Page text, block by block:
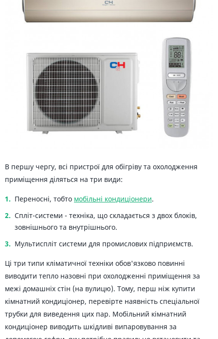
В першу чергу, всі пристрої для обігріву та охолодження
приміщення діляться на три види:
Переносні, тобто мобільні кондиціонери.
Спліт-системи - техніка, що складається з двох блоків,
зовнішнього та внутрішнього.
Мультиспліт системи для промислових підприємств.
Ці три типи кліматичної техніки обов'язково повинні
виводити тепло назовні при охолодженні приміщення за
межі домашніх стін (на вулицю). Тому, перш ніж купити
кімнатний кондиціонер, перевірте наявність спеціальної
трубки для виведення цих пар. Мобільний кімнатний
кондиціонер виводить шкідливі випаровування за